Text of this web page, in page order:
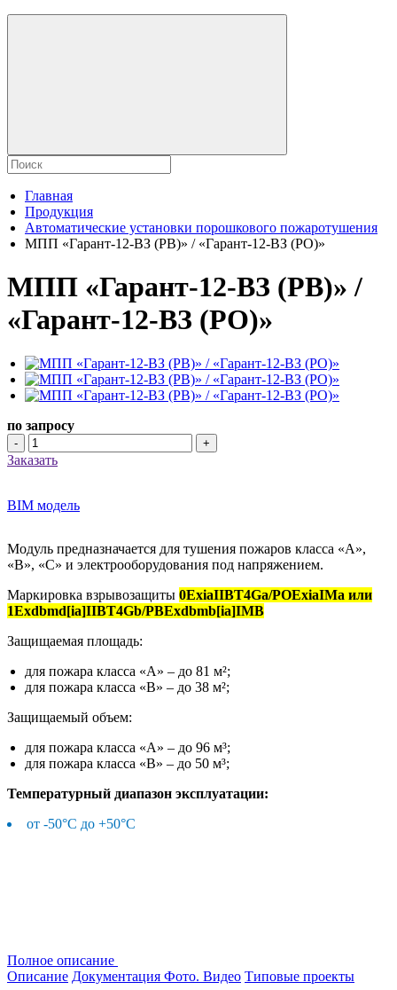
Главная
Продукция
Автоматические установки порошкового пожаротушения
МПП «Гарант-12-ВЗ (РВ)» / «Гарант-12-ВЗ (РО)»
МПП «Гарант-12-ВЗ (РВ)» /
«Гарант-12-ВЗ (РО)»
по запросу
- +
Заказать
BIM модель
Модуль предназначается для тушения пожаров класса «А»,
«В», «С» и электрооборудования под напряжением.
Маркировка взрывозащиты 0ExiaIIBT4Ga/POExiaIMa или
1Exdbmd[ia]IIBT4Gb/PBExdbmb[ia]IMB
Защищаемая площадь:
для пожара класса «А» – до 81 м²;
для пожара класса «В» – до 38 м²;
Защищаемый объем:
для пожара класса «А» – до 96 м³;
для пожара класса «В» – до 50 м³;
Температурный диапазон эксплуатации:
от -50°С до +50°С
Полное описание
Описание Документация Фото. Видео Типовые проекты